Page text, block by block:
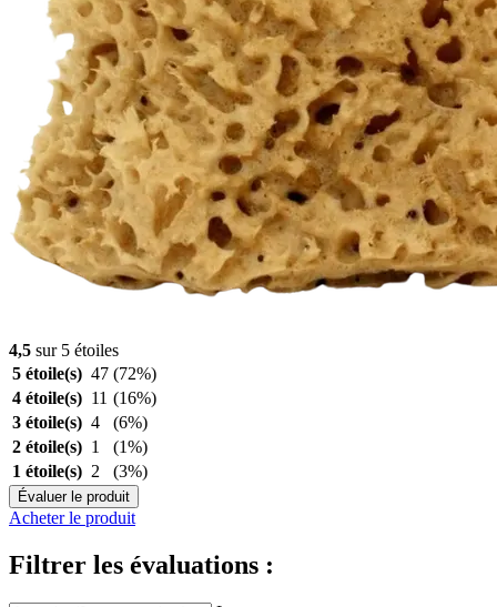
4,5 sur 5 étoiles
5 étoile(s) 47 (72%)
4 étoile(s) 11 (16%)
3 étoile(s) 4
(6%)
2 étoile(s) 1
(1%)
1 étoile(s) 2 (3%)
Évaluer le produit
Acheter le produit
Filtrer les évaluations :